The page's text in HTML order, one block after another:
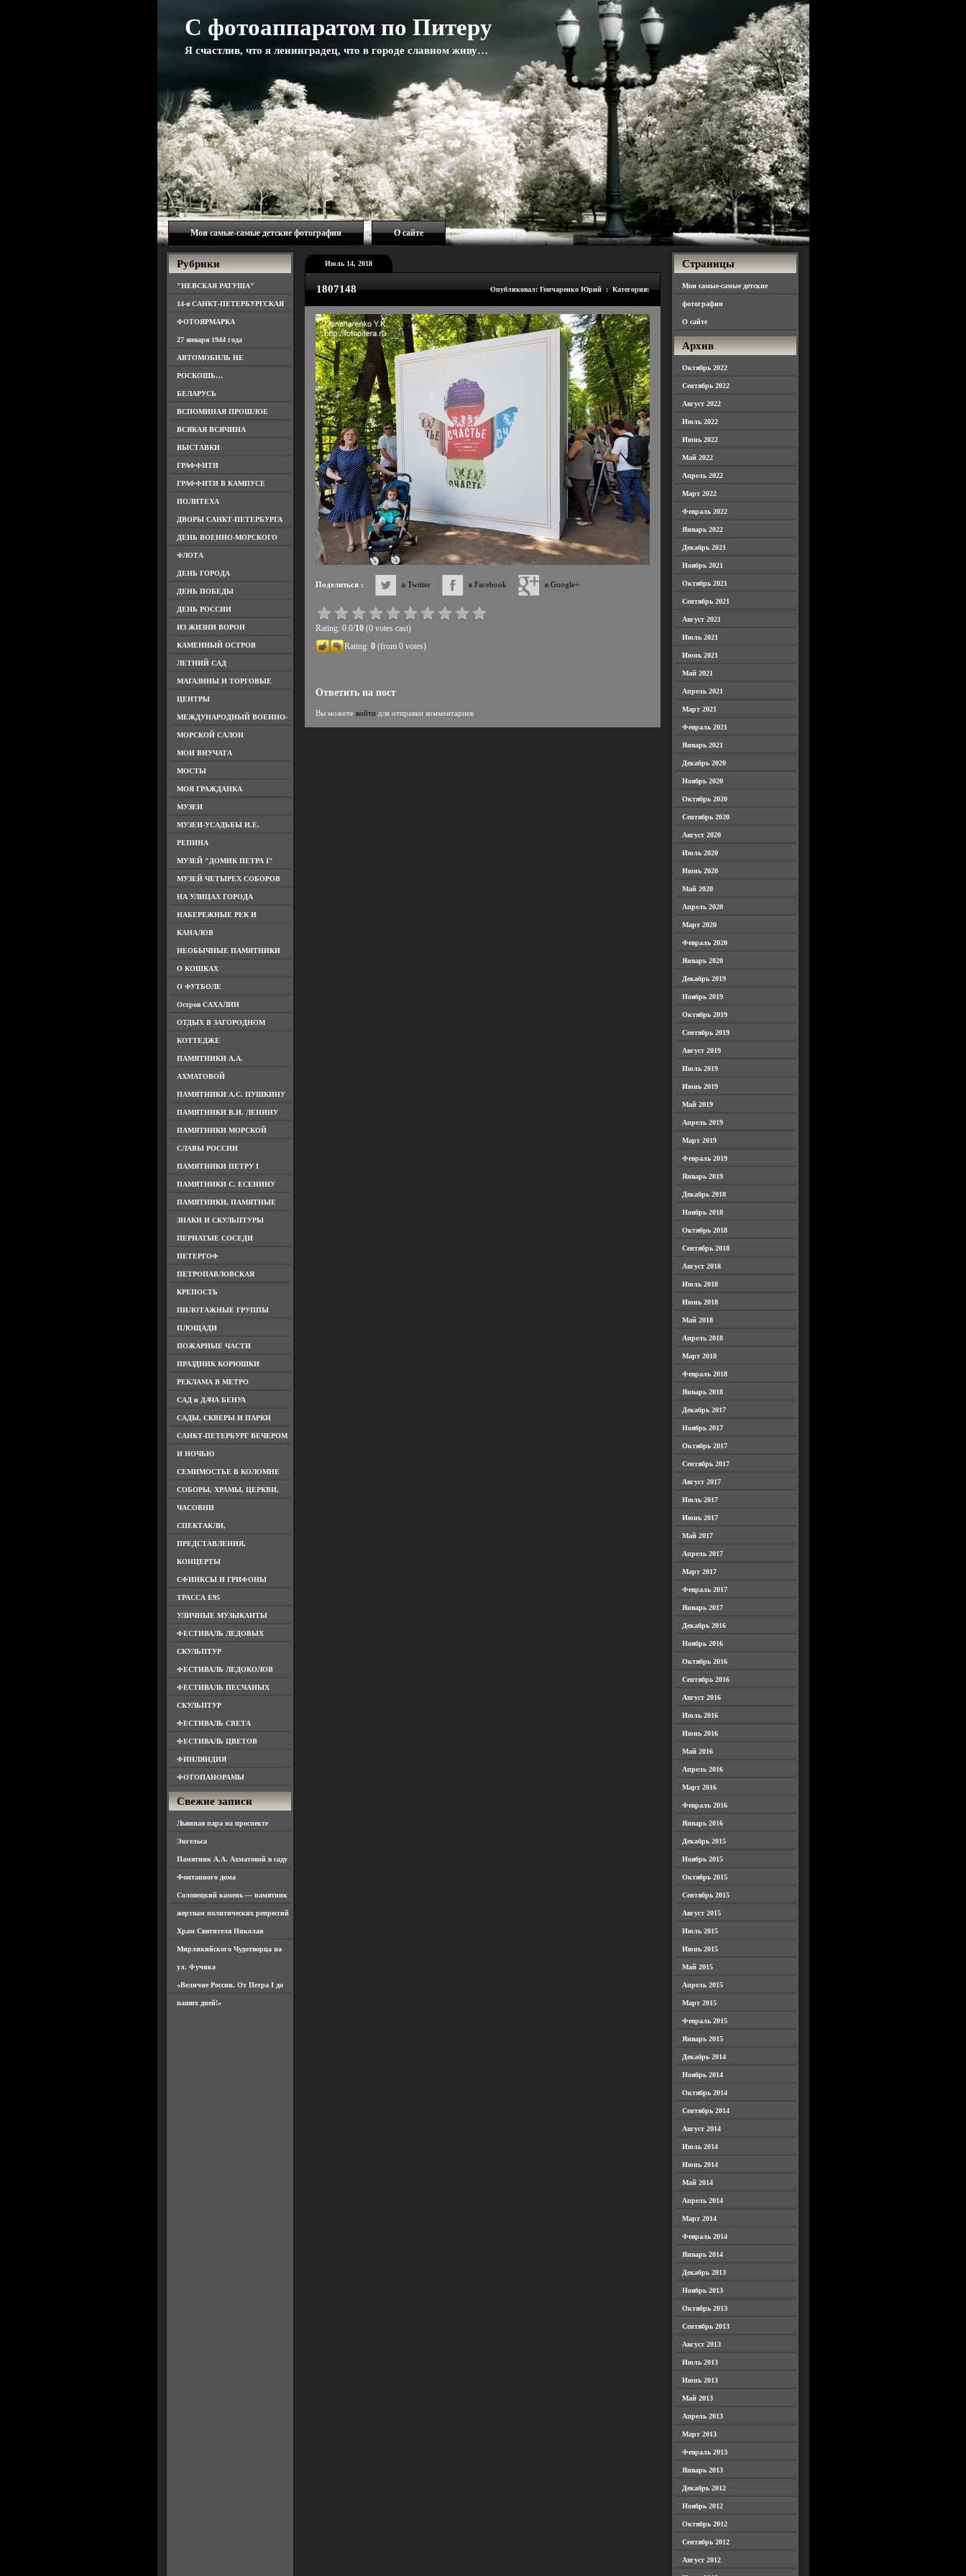
С фотоаппаратом по Питеру
Я счастлив, что я ленинградец, что в городе славном живу…
Мои самые-самые детские фотографии О сайте
Рубрики
"НЕВСКАЯ РАТУША"
14-я САНКТ-ПЕТЕРБУРГСКАЯ
ФОТОЯРМАРКА
27 января 1944 года
АВТОМОБИЛЬ НЕ
РОСКОШЬ…
БЕЛАРУСЬ
ВСПОМИНАЯ ПРОШЛОЕ
ВСЯКАЯ ВСЯЧИНА
ВЫСТАВКИ
ГРАФФИТИ
ГРАФФИТИ В КАМПУСЕ
ПОЛИТЕХА
ДВОРЫ САНКТ-ПЕТЕРБУРГА
ДЕНЬ ВОЕННО-МОРСКОГО
ФЛОТА
ДЕНЬ ГОРОДА
ДЕНЬ ПОБЕДЫ
ДЕНЬ РОССИИ
ИЗ ЖИЗНИ ВОРОН
КАМЕННЫЙ ОСТРОВ
ЛЕТНИЙ САД
МАГАЗИНЫ И ТОРГОВЫЕ
ЦЕНТРЫ
МЕЖДУНАРОДНЫЙ ВОЕННО-
МОРСКОЙ САЛОН
МОИ ВНУЧАТА
МОСТЫ
МОЯ ГРАЖДАНКА
МУЗЕИ
МУЗЕИ-УСАДЬБЫ И.Е.
РЕПИНА
МУЗЕЙ "ДОМИК ПЕТРА I"
МУЗЕЙ ЧЕТЫРЕХ СОБОРОВ
НА УЛИЦАХ ГОРОДА
НАБЕРЕЖНЫЕ РЕК И
КАНАЛОВ
НЕОБЫЧНЫЕ ПАМЯТНИКИ
О КОШКАХ
О ФУТБОЛЕ
Остров САХАЛИН
ОТДЫХ В ЗАГОРОДНОМ
КОТТЕДЖЕ
ПАМЯТНИКИ А.А.
АХМАТОВОЙ
ПАМЯТНИКИ А.С. ПУШКИНУ
ПАМЯТНИКИ В.И. ЛЕНИНУ
ПАМЯТНИКИ МОРСКОЙ
СЛАВЫ РОССИИ
ПАМЯТНИКИ ПЕТРУ I
ПАМЯТНИКИ С. ЕСЕНИНУ
ПАМЯТНИКИ, ПАМЯТНЫЕ
ЗНАКИ И СКУЛЬПТУРЫ
ПЕРНАТЫЕ СОСЕДИ
ПЕТЕРГОФ
ПЕТРОПАВЛОВСКАЯ
КРЕПОСТЬ
ПИЛОТАЖНЫЕ ГРУППЫ
ПЛОЩАДИ
ПОЖАРНЫЕ ЧАСТИ
ПРАЗДНИК КОРЮШКИ
РЕКЛАМА В МЕТРО
САД и ДАЧА БЕНУА
САДЫ, СКВЕРЫ И ПАРКИ
САНКТ-ПЕТЕРБУРГ ВЕЧЕРОМ
И НОЧЬЮ
СЕМИМОСТЬЕ В КОЛОМНЕ
СОБОРЫ, ХРАМЫ, ЦЕРКВИ,
ЧАСОВНИ
СПЕКТАКЛИ,
ПРЕДСТАВЛЕНИЯ,
КОНЦЕРТЫ
СФИНКСЫ И ГРИФОНЫ
ТРАССА Е95
УЛИЧНЫЕ МУЗЫКАНТЫ
ФЕСТИВАЛЬ ЛЕДОВЫХ
СКУЛЬПТУР
ФЕСТИВАЛЬ ЛЕДОКОЛОВ
ФЕСТИВАЛЬ ПЕСЧАНЫХ
СКУЛЬПТУР
ФЕСТИВАЛЬ СВЕТА
ФЕСТИВАЛЬ ЦВЕТОВ
ФИНЛЯНДИЯ
ФОТОПАНОРАМЫ
Свежие записи
Львиная пара на проспекте
Энгельса
Памятник А.А. Ахматовой в саду
Фонтанного дома
Соловецкий камень — памятник
жертвам политических репрессий
Храм Святителя Николая
Мирликийского Чудотворца на
ул. Фучика
«Величие России. От Петра I до
наших дней!»
Июль 14, 2018
1807148 Опубликовал: Гончаренко Юрий : Категория:
Поделиться : в Twitter в Facebook в Google+
Rating: 0.0/10(0 votes cast)
Rating: 0(from 0 votes)
Ответить на пост
Вы можете войтидля отправки комментариев
Страницы
Мои самые-самые детские
фотографии
О сайте
Архив
Октябрь 2022
Сентябрь 2022
Август 2022
Июль 2022
Июнь 2022
Май 2022
Апрель 2022
Март 2022
Февраль 2022
Январь 2022
Декабрь 2021
Ноябрь 2021
Октябрь 2021
Сентябрь 2021
Август 2021
Июль 2021
Июнь 2021
Май 2021
Апрель 2021
Март 2021
Февраль 2021
Январь 2021
Декабрь 2020
Ноябрь 2020
Октябрь 2020
Сентябрь 2020
Август 2020
Июль 2020
Июнь 2020
Май 2020
Апрель 2020
Март 2020
Февраль 2020
Январь 2020
Декабрь 2019
Ноябрь 2019
Октябрь 2019
Сентябрь 2019
Август 2019
Июль 2019
Июнь 2019
Май 2019
Апрель 2019
Март 2019
Февраль 2019
Январь 2019
Декабрь 2018
Ноябрь 2018
Октябрь 2018
Сентябрь 2018
Август 2018
Июль 2018
Июнь 2018
Май 2018
Апрель 2018
Март 2018
Февраль 2018
Январь 2018
Декабрь 2017
Ноябрь 2017
Октябрь 2017
Сентябрь 2017
Август 2017
Июль 2017
Июнь 2017
Май 2017
Апрель 2017
Март 2017
Февраль 2017
Январь 2017
Декабрь 2016
Ноябрь 2016
Октябрь 2016
Сентябрь 2016
Август 2016
Июль 2016
Июнь 2016
Май 2016
Апрель 2016
Март 2016
Февраль 2016
Январь 2016
Декабрь 2015
Ноябрь 2015
Октябрь 2015
Сентябрь 2015
Август 2015
Июль 2015
Июнь 2015
Май 2015
Апрель 2015
Март 2015
Февраль 2015
Январь 2015
Декабрь 2014
Ноябрь 2014
Октябрь 2014
Сентябрь 2014
Август 2014
Июль 2014
Июнь 2014
Май 2014
Апрель 2014
Март 2014
Февраль 2014
Январь 2014
Декабрь 2013
Ноябрь 2013
Октябрь 2013
Сентябрь 2013
Август 2013
Июль 2013
Июнь 2013
Май 2013
Апрель 2013
Март 2013
Февраль 2013
Январь 2013
Декабрь 2012
Ноябрь 2012
Октябрь 2012
Сентябрь 2012
Август 2012